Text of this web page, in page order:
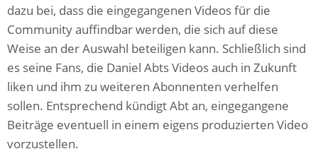
dazu bei, dass die eingegangenen Videos für die
Community auffindbar werden, die sich auf diese
Weise an der Auswahl beteiligen kann. Schließlich sind
es seine Fans, die Daniel Abts Videos auch in Zukunft
liken und ihm zu weiteren Abonnenten verhelfen
sollen. Entsprechend kündigt Abt an, eingegangene
Beiträge eventuell in einem eigens produzierten Video
vorzustellen.